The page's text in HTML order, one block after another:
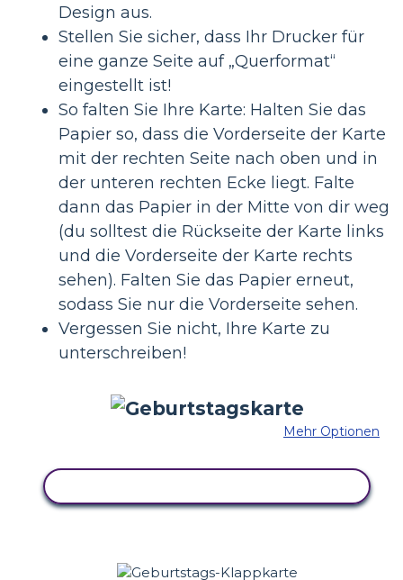
Design aus.
Stellen Sie sicher, dass Ihr Drucker für
eine ganze Seite auf „Querformat“
eingestellt ist!
So falten Sie Ihre Karte: Halten Sie das
Papier so, dass die Vorderseite der Karte
mit der rechten Seite nach oben und in
der unteren rechten Ecke liegt. Falte
dann das Papier in der Mitte von dir weg
(du solltest die Rückseite der Karte links
und die Vorderseite der Karte rechts
sehen). Falten Sie das Papier erneut,
sodass Sie nur die Vorderseite sehen.
Vergessen Sie nicht, Ihre Karte zu
unterschreiben!
Mehr Optionen